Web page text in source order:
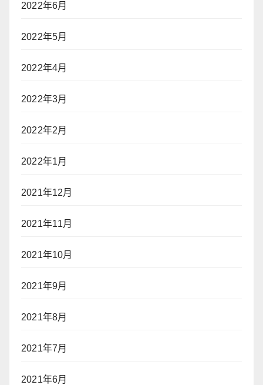
2022年6月
2022年5月
2022年4月
2022年3月
2022年2月
2022年1月
2021年12月
2021年11月
2021年10月
2021年9月
2021年8月
2021年7月
2021年6月